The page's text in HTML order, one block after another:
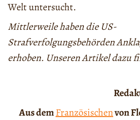
Welt untersucht.
Mittlerweile haben die US-
Strafverfolgungsbehörden
erhoben. Unseren Artikel dazu
Aus demFranzösischenvon